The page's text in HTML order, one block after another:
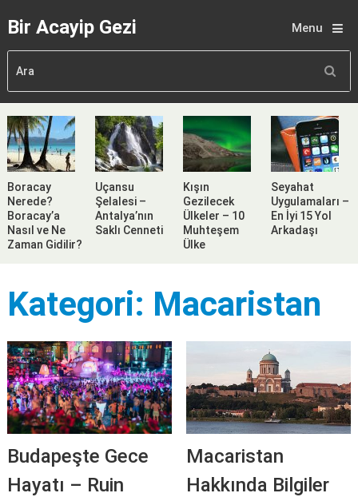
Bir Acayip Gezi Menu
Boracay
Nerede?
Boracay’a
Nasıl ve Ne
Zaman Gidilir?
Uçansu
Şelalesi –
Antalya’nın
Saklı Cenneti
Kışın
Gezilecek
Ülkeler – 10
Muhteşem
Ülke
Seyahat
Uygulamaları –
En İyi 15 Yol
Arkadaşı
Kategori: Macaristan
Budapeşte Gece
Hayatı – Ruin
Macaristan
Hakkında Bilgiler